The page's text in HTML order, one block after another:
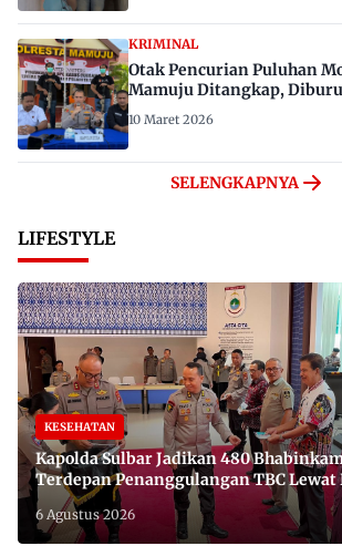
KRIMINAL
Otak Pencurian Puluhan
Mamuju Ditangkap,
10 Maret 2026
SELENGKAPNYA
LIFESTYLE
KESEHATAN
Kapolda Sulbar Jadikan 480
Terdepan Penanggulangan TBC Lewat
di 650 Desa
6 Agustus 2026